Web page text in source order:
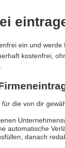
ein und
kostenfrei,
für die von dir
automatische
danach